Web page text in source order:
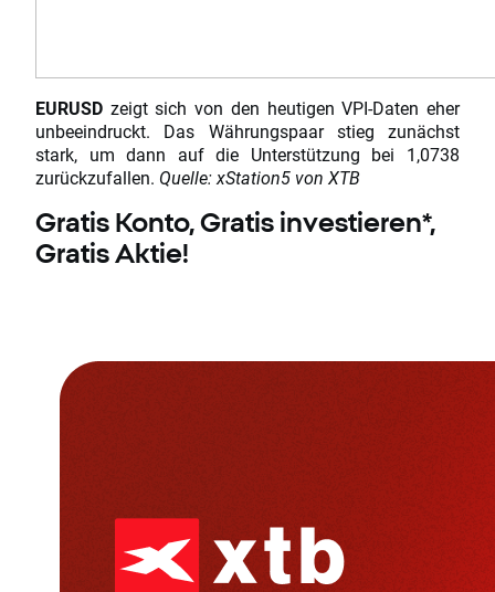
EURUSD zeigt sich von den heutigen VPI-Daten eher
unbeeindruckt. Das Währungspaar stieg zunächst
stark, um dann auf die Unterstützung bei 1,0738
zurückzufallen. Quelle: xStation5 von XTB
Gratis Konto, Gratis investieren*,
Gratis Aktie!